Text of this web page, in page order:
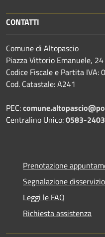
CONTATTI
Comune di Altopascio
Piazza Vittorio Emanuele,
Codice Fiscale e Partita IVA:
Cod. Catastale: A241
PEC:
Centralino Unico:0583-
Prenotazione
Segnalazione disservizio
Leggi le FAQ
Richiesta assistenza